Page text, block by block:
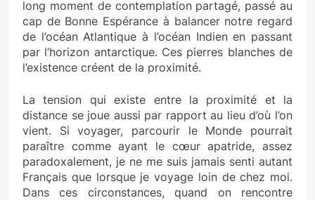
long moment de contemplation partagé, passé au
cap de Bonne Espérance à balancer notre regard
de l’océan Atlantique à l’océan Indien en passant
par l’horizon antarctique. Ces pierres blanches de
l’existence créent de la proximité.
La tension qui existe entre la proximité et la
distance se joue aussi par rapport au lieu d’où l’on
vient. Si voyager, parcourir le Monde pourrait
paraître comme ayant le cœur apatride, assez
paradoxalement, je ne me suis jamais senti autant
Français que lorsque je voyage loin de chez moi.
Dans ces circonstances, quand on rencontre